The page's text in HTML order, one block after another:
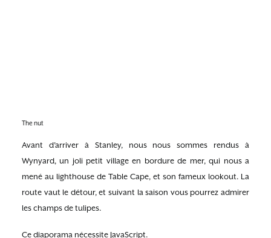
The nut
Avant d’arriver à Stanley, nous nous sommes rendus à
Wynyard, un joli petit village en bordure de mer, qui nous a
mené au lighthouse de Table Cape, et son fameux lookout. La
route vaut le détour, et suivant la saison vous pourrez admirer
les champs de tulipes.
Ce diaporama nécessite JavaScript.